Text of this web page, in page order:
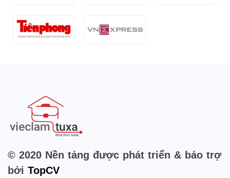
© 2020 Nền tảng được phát triển & bảo trợ
bởi TopCV